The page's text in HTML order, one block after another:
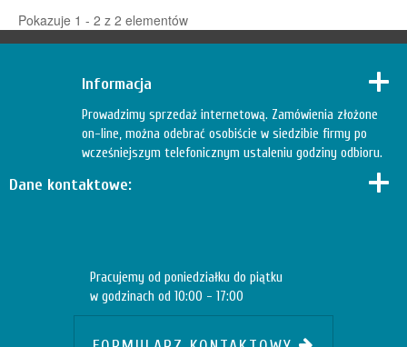
Pokazuje 1 - 2 z 2 elementów
Informacja
Prowadzimy sprzedaż internetową. Zamówienia złożone
on-line, można odebrać osobiście w siedzibie firmy po
wcześniejszym telefonicznym ustaleniu godziny odbioru.
Dane kontaktowe:
Pracujemy od poniedziałku do piątku
w godzinach od 10:00 - 17:00